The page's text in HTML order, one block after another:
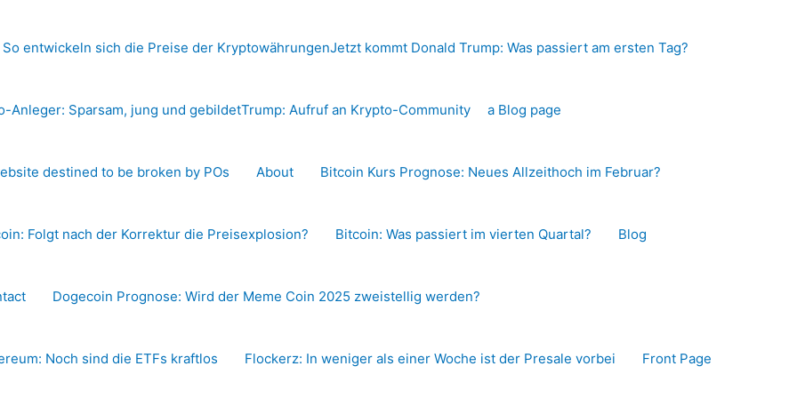
So entwickeln sich die Preise der KryptowährungenJetzt kommt Donald Trump: Was passiert am ersten Tag?
Anleger: Sparsam, jung und gebildetTrump: Aufruf an Krypto-Community a Blog page
destined to be broken by POs About Bitcoin Kurs Prognose: Neues Allzeithoch im Februar?
Folgt nach der Korrektur die Preisexplosion? Bitcoin: Was passiert im vierten Quartal? Blog
Dogecoin Prognose: Wird der Meme Coin 2025 zweistellig werden?
Noch sind die ETFs kraftlos Flockerz: In weniger als einer Woche ist der Presale vorbei Front Page